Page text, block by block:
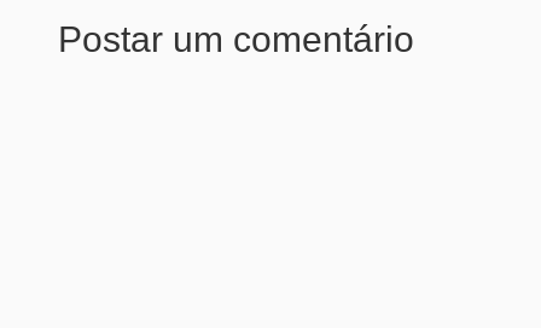
Postar um comentário